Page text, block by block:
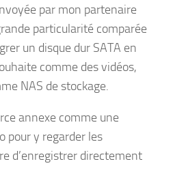
par mon partenaire
particularité comparée
un disque dur SATA en
comme des vidéos,
NAS de stockage.
annexe comme une
pour y regarder les
d’enregistrer directement